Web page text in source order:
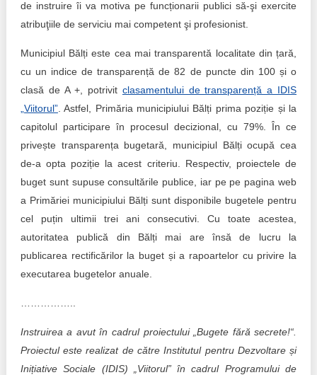
de instruire îi va motiva pe funcționarii publici să-şi exercite
atribuţiile de serviciu mai competent şi profesionist.
Municipiul Bălți este cea mai transparentă localitate din țară,
cu un indice de transparență de 82 de puncte din 100 și o
clasă de A +, potrivit clasamentului de transparență a IDIS
„Viitorul”. Astfel, Primăria municipiului Bălți prima poziție și la
capitolul participare în procesul decizional, cu 79%. În ce
privește transparența bugetară, municipiul Bălți ocupă cea
de-a opta poziție la acest criteriu. Respectiv, proiectele de
buget sunt supuse consultările publice, iar pe pe pagina web
a Primăriei municipiului Bălți sunt disponibile bugetele pentru
cel puțin ultimii trei ani consecutivi. Cu toate acestea,
autoritatea publică din Bălți mai are însă de lucru la
publicarea rectificărilor la buget și a rapoartelor cu privire la
executarea bugetelor anuale.
Instruirea a avut în cadrul proiectului „Bugete fără secrete!“.
Proiectul este realizat de către Institutul pentru Dezvoltare și
Inițiative Sociale (IDIS) „Viitorul” în cadrul Programului de